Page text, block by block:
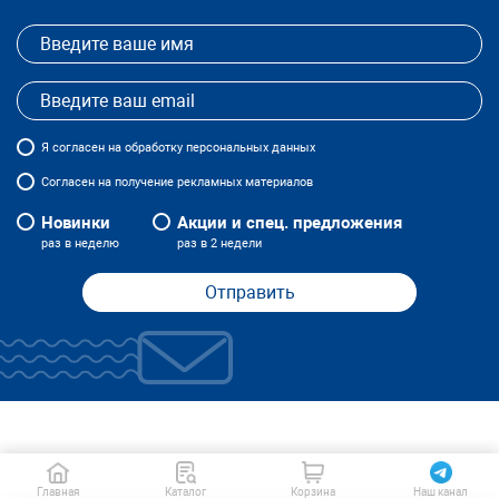
Я согласен на обработку персональных данных
Согласен на получение рекламных материалов
Новинки
раз в неделю
Акции и спец. предложения
раз в 2 недели
Отправить
Главная Каталог Корзина Наш канал